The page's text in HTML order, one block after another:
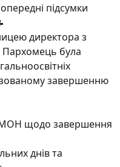
підсумки
директора з
Пархомець була
завершенню
МОН щодо завершення
днів та